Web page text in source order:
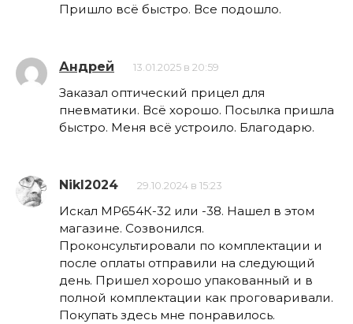
Пришло всё быстро. Все подошло.
Андрей 13.01.2025 в 20:59
Заказал оптический прицел для
пневматики. Всё хорошо. Посылка пришла
быстро. Меня всё устроило. Благодарю.
NikI2024 29.10.2024 в 15:23
Искал МР654К-32 или -38. Нашел в этом
магазине. Созвонился.
Проконсультировали по комплектации и
после оплаты отправили на следующий
день. Пришел хорошо упакованный и в
полной комплектации как проговаривали.
Покупать здесь мне понравилось.